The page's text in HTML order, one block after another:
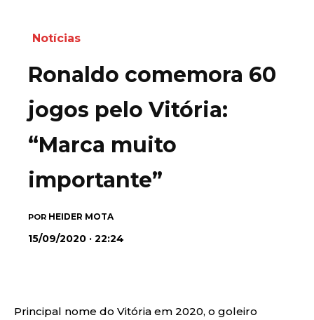
Notícias
Ronaldo comemora 60
jogos pelo Vitória:
“Marca muito
importante”
POR HEIDER MOTA
15/09/2020 · 22:24
Principal nome do Vitória em 2020, o goleiro